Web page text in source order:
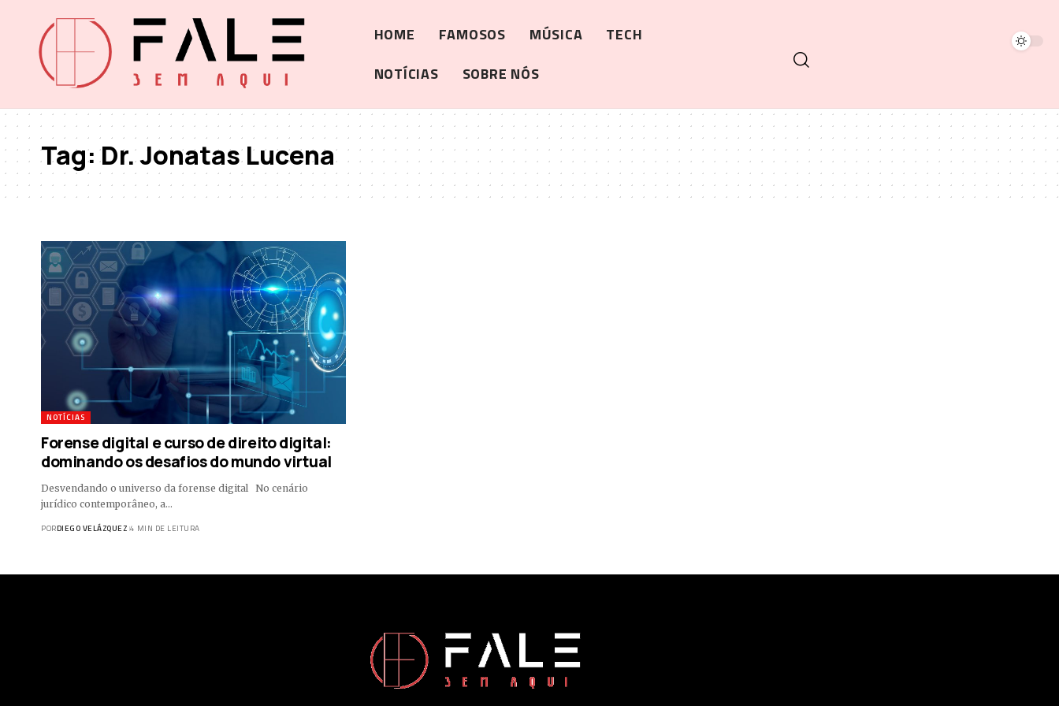
HOME FAMOSOS MÚSICA
TECH
NOTÍCIAS
SOBRE NÓS
Tag:Dr. Jonatas Lucena
NOTÍCIAS
Forense digital e curso de direito digital:
dominando os desafios do mundo virtual
Desvendando o universo da forense digital No cenário
jurídico contemporâneo, a…
PORDIEGO VELÁZQUEZ 4 MIN DE LEITURA